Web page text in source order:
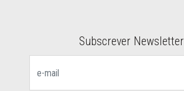
Subscrever Newsletter